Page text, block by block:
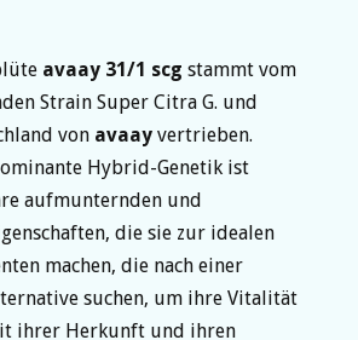
avaay 31/1 scg stammt vom
Strain Super Citra G. und
von avaay vertrieben.
Hybrid-Genetik ist
aufmunternden und
die sie zur idealen
machen, die nach einer
suchen, um ihre Vitalität
ihrer Herkunft und ihren